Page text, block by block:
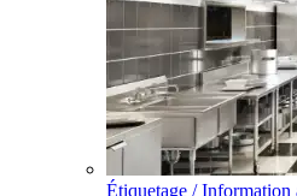
Étiquetage / Information